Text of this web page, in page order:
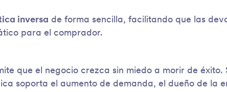
inversa de forma sencilla, facilitando que las
para el comprador.
que el negocio crezca sin miedo a morir de éxito.
soporta el aumento de demanda, el dueño de la